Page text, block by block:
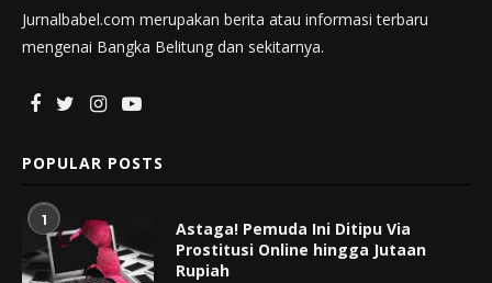
Jurnalbabel.com merupakan berita atau informasi terbaru
mengenai Bangka Belitung dan sekitarnya.
POPULAR POSTS
1
Astaga! Pemuda Ini Ditipu Via
Prostitusi Online hingga Jutaan
Rupiah